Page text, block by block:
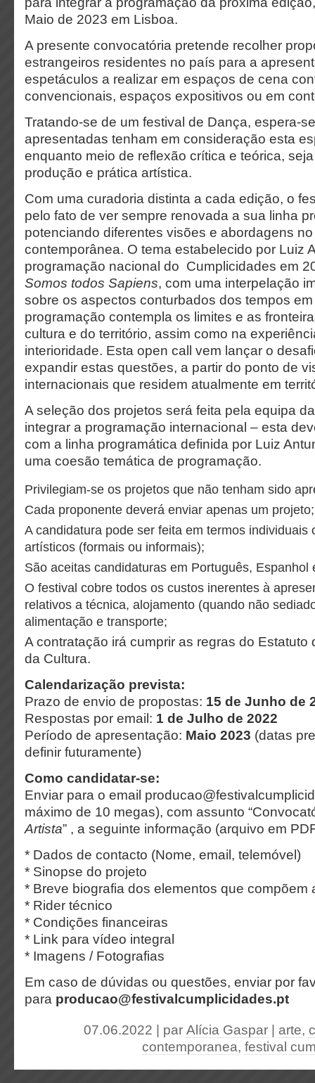
Maio de 2023 em Lisboa.
A presente convocatória pretende recolher
estrangeiros residentes no país para a
espetáculos a realizar em espaços de cena
convencionais, espaços expositivos ou em
Tratando-se de um festival de Dança, espera-
apresentadas tenham em consideração esta
enquanto meio de reflexão crítica e teórica,
produção e prática artística.
Com uma curadoria distinta a cada edição, o
pelo fato de ver sempre renovada a sua linha
potenciando diferentes visões e abordagens
contemporânea. O tema estabelecido por Luiz
programação nacional do Cumplicidades em
Somos todos Sapiens, com uma interpelação
sobre os aspectos conturbados dos tempos
programação contempla os limites e as
cultura e do território, assim como na
interioridade. Esta open call vem lançar o
expandir estas questões, a partir do ponto de
internacionais que residem atualmente em
A seleção dos projetos será feita pela equipa
integrar a programação internacional – esta
com a linha programática definida por Luiz
uma coesão temática de programação.
Privilegiam-se os projetos que não tenham sido
Cada proponente deverá enviar apenas um projeto;
A candidatura pode ser feita em termos individuais
artísticos (formais ou informais);
São aceitas candidaturas em Português, Espanhol
O festival cobre todos os custos inerentes à
relativos a técnica, alojamento (quando não
alimentação e transporte;
A contratação irá cumprir as regras do Estatuto
da Cultura.
Calendarização prevista:
Prazo de envio de propostas: 15 de Junho de
Respostas por email: 1 de Julho de 2022
Período de apresentação: Maio 2023 (datas
definir futuramente)
Como candidatar-se:
Enviar para o email
máximo de 10 megas), com assunto
Artista” , a seguinte informação (arquivo em
* Dados de contacto (Nome, email, telemóvel)
* Sinopse do projeto
* Breve biografia dos elementos que compõem
* Rider técnico
* Condições financeiras
* Link para vídeo integral
* Imagens / Fotografias
Em caso de dúvidas ou questões, enviar por
para producao@festivalcumplicidades.pt
07.06.2022 | par Alícia Gaspar arte,
contemporanea, festival